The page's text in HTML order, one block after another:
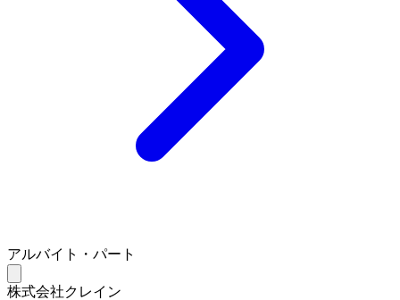
アルバイト・パート
株式会社クレイン